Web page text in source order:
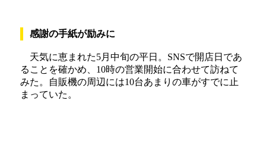
感謝の手紙が励みに
天気に恵まれた5月中旬の平日。SNSで開店日であ
ることを確かめ、10時の営業開始に合わせて訪ねて
みた。自販機の周辺には10台あまりの車がすでに止
まっていた。